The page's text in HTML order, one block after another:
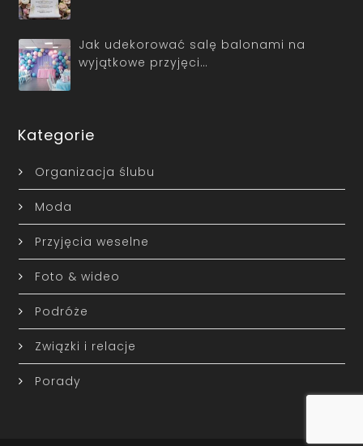
Jak udekorować salę balonami na
wyjątkowe przyjęci…
Kategorie
Organizacja ślubu
Moda
Przyjęcia weselne
Foto & wideo
Podróże
Związki i relacje
Porady